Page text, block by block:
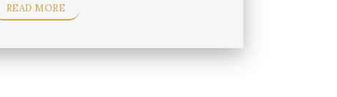
READ MORE